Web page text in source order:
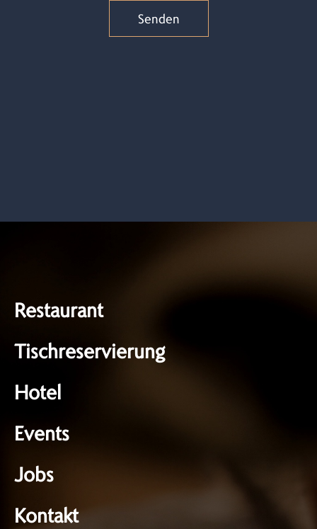
Restaurant
Tischreservierung
Hotel
Events
Jobs
Kontakt